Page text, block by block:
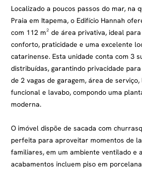
Localizado a poucos passos do mar, na
Praia em Itapema, o Edifício Hannah
com 112 m² de área privativa, ideal
conforto, praticidade e uma excelente
catarinense. Esta unidade conta com 3
distribuídas, garantindo privacidade
de 2 vagas de garagem, área de
funcional e lavabo, compondo uma
moderna.
O imóvel dispõe de sacada com
perfeita para aproveitar momentos de
familiares, em um ambiente ventilado e
acabamentos incluem piso em